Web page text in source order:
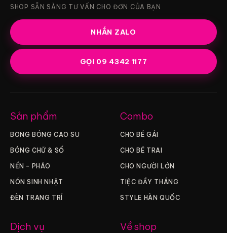
SHOP SẴN SÀNG TƯ VẤN CHO ĐƠN CỦA BẠN
NHẮN ZALO
GỌI 09 4342 1177
Sản phẩm
BONG BÓNG CAO SU
BÓNG CHỮ & SỐ
NẾN – PHÁO
NÓN SINH NHẬT
ĐÈN TRANG TRÍ
Combo
CHO BÉ GÁI
CHO BÉ TRAI
CHO NGƯỜI LỚN
TIỆC ĐẦY THÁNG
STYLE HÀN QUỐC
Dịch vụ Về shop